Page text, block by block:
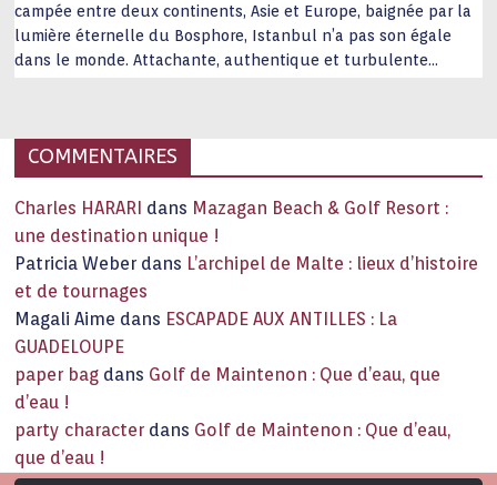
campée entre deux continents, Asie et Europe, baignée par la
lumière éternelle du Bosphore, Istanbul n’a pas son égale
dans le monde. Attachante, authentique et turbulente
COMMENTAIRES
Charles HARARI dans Mazagan Beach & Golf Resort :
une destination unique !
Patricia Weber dans L’archipel de Malte : lieux d’histoire
et de tournages
Magali Aime dans ESCAPADE AUX ANTILLES : La
GUADELOUPE
paper bag dans Golf de Maintenon : Que d’eau, que
d’eau !
party character dans Golf de Maintenon : Que d’eau,
que d’eau !